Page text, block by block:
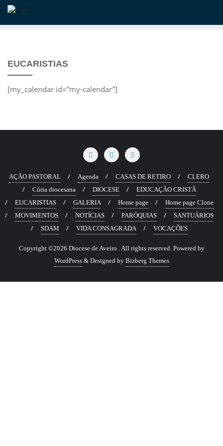
Skip
EUCARISTIAS
[my_calendar id=”my-calendar”]
AÇÃO PASTORAL Agenda CASAS DE RETIRO
CLERO
Cúria diocesana
DIOCESE
EDUCAÇÃO CRISTÃ
EUCARISTIAS
GALERIA Home page
Home page Clone
MOVIMENTOS
NOTÍCIAS PARÓQUIAS
SANTUÁRIOS
SDAM
VIDA CONSAGRADA VOCAÇÕES
Copyright ©2026 Diocese de Aveiro . All rights reserved. Powered by
WordPress & Designed by Bizberg Themes